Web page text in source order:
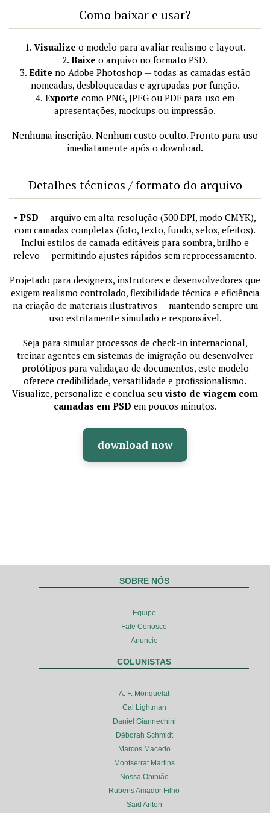
Como baixar e usar?
1. Visualize o modelo para avaliar realismo e layout.
2. Baixe o arquivo no formato PSD.
3. Edite no Adobe Photoshop — todas as camadas estão
nomeadas, desbloqueadas e agrupadas por função.
4. Exporte como PNG, JPEG ou PDF para uso em
apresentações, mockups ou impressão.
Nenhuma inscrição. Nenhum custo oculto. Pronto para uso
imediatamente após o download.
Detalhes técnicos / formato do arquivo
• PSD — arquivo em alta resolução (300 DPI, modo CMYK),
com camadas completas (foto, texto, fundo, selos, efeitos).
Inclui estilos de camada editáveis para sombra, brilho e
relevo — permitindo ajustes rápidos sem reprocessamento.
Projetado para designers, instrutores e desenvolvedores que
exigem realismo controlado, flexibilidade técnica e eficiência
na criação de materiais ilustrativos — mantendo sempre um
uso estritamente simulado e responsável.
Seja para simular processos de check-in internacional,
treinar agentes em sistemas de imigração ou desenvolver
protótipos para validação de documentos, este modelo
oferece credibilidade, versatilidade e profissionalismo.
Visualize, personalize e conclua seuvisto de viagem com
camadas em PSD em poucos minutos.
download now
SOBRE NÓS
Equipe
Fale Conosco
Anuncie
COLUNISTAS
A. F. Monquelat
Cal Lightman
Daniel Giannechini
Déborah Schmidt
Marcos Macedo
Montserrat Martins
Nossa Opinião
Rubens Amador Filho
Said Anton